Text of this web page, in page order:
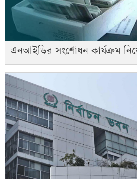
এনআইডির সংশোধন কার্যক্রম